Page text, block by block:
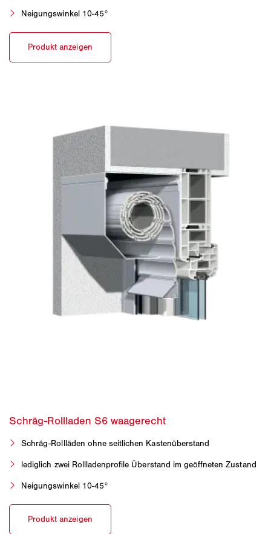
Neigungswinkel 10-45°
Schräg-Rollläden ohne seitlichen Kastenüberstand
lediglich zwei Rollladenprofile Überstand im geöffneten Zustand
Neigungswinkel 10-45°